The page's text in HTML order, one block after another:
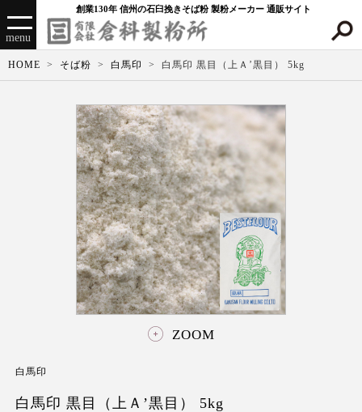
創業130年 信州の石臼挽きそば粉 製粉メーカー 通販サイト
menu
HOME そば粉 白馬印 白馬印 黒目（上Ａ’黒目） 5kg
ZOOM
白馬印
白馬印 黒目（上Ａ’黒目） 5kg